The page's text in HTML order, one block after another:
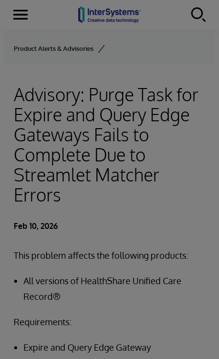
Skip to content
Menu
Product Alerts & Advisories
Advisory: Purge Task for
Expire and Query Edge
Gateways Fails to
Complete Due to
Streamlet Matcher
Errors
Feb 10, 2026
This problem affects the following products:
All versions of HealthShare Unified Care
Record®
Requirements:
Expire and Query Edge Gateway